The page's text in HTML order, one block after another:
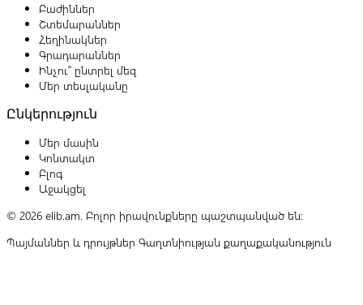
Բաժիններ
Շտեմարաններ
Հեղինակներ
Գրադարաններ
Ինչու՞ ընտրել մեզ
Մեր տեսլականը
Ընկերություն
Մեր մասին
Կոնտակտ
Բլոգ
Աջակցել
© 2026 elib.am. Բոլոր իրավունքները պաշտպանված են:
Պայմաններ և դրույթներ Գաղտնիության քաղաքականություն